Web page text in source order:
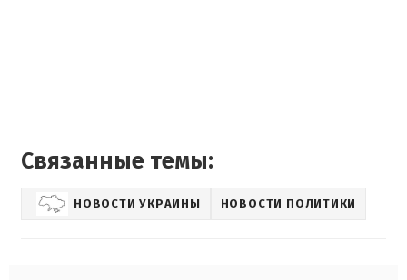
Связанные темы:
НОВОСТИ УКРАИНЫ НОВОСТИ ПОЛИТИКИ